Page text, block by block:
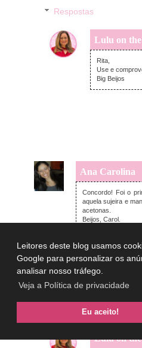
Leitores deste blog usamos
Google para personalizar os
analisar nosso tráfego.
Veja a Política de privacidade
Eu aceito!
Respostas
Lulu on
Rita,
Use e
Big Beijos
Ana Carolina
Concordo! Foi o
aquela sujeira e
acetonas.
Beijos, Carol.
Garanta o seu
venda no Blog!
Responder
Respostas
Lulu on